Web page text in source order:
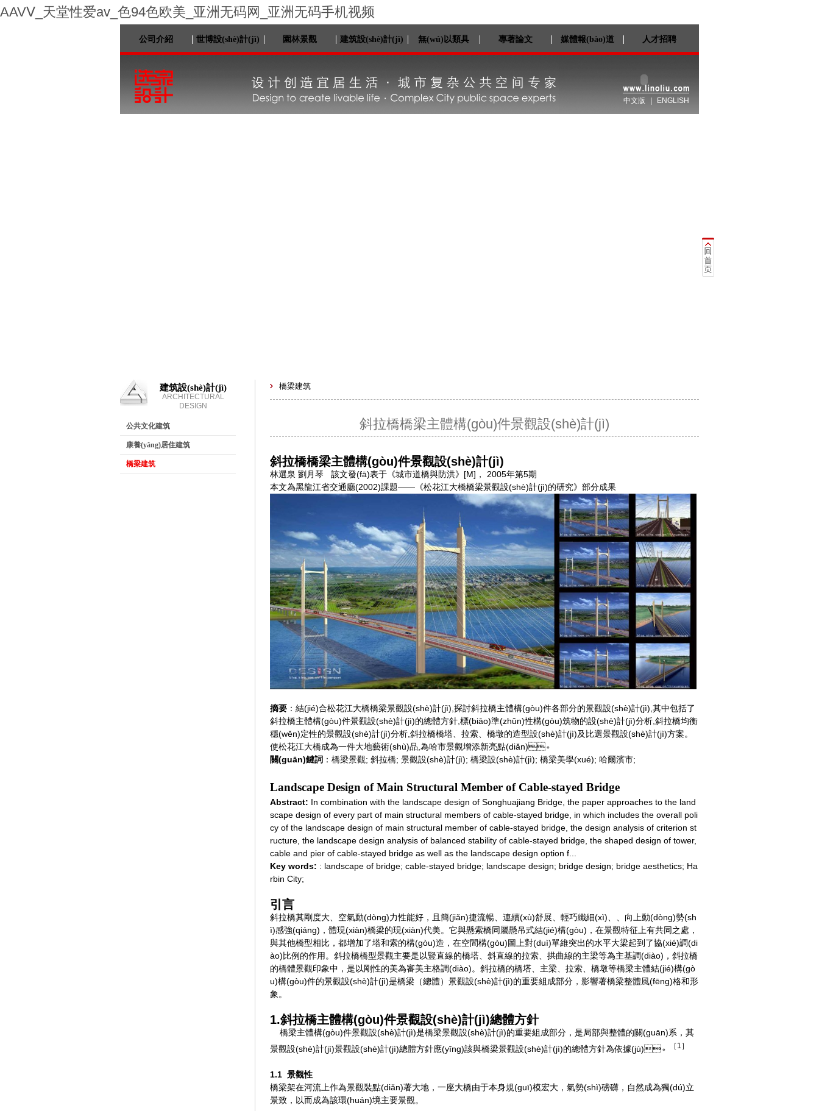
AAVⅤ_天堂性爱av_色94色欧美_亚洲无码网_亚洲无码手机视频
公司介紹 世博設(shè)計(jì) 園林景觀 建筑設(shè)計(jì) 無(wú)以類具 專著論文 媒體報(bào)道 人才招聘
中文版 ENGLISH
建筑設(shè)計(jì)
ARCHITECTURAL
DESIGN
公共文化建筑
康養(yǎng)居住建筑
橋梁建筑
橋梁建筑
斜拉橋橋梁主體構(gòu)件景觀設(shè)計(jì)
斜拉橋橋梁主體構(gòu)件景觀設(shè)計(jì)
林選泉 劉月琴 該文發(fā)表于《城市道橋與防洪》[M]， 2005年第5期
本文為黑龍江省交通廳(2002)課題――《松花江大橋橋梁景觀設(shè)計(jì)的研究》部分成果
摘要 ：結(jié)合松花江大橋橋梁景觀設(shè)計(jì),探討斜拉橋主體構(gòu)件各部分的景觀設(shè)計(jì),其中包括了
斜拉橋主體構(gòu)件景觀設(shè)計(jì)的總體方針,標(biāo)準(zhǔn)性構(gòu)筑物的設(shè)計(jì)分析,斜拉橋均衡
穩(wěn)定性的景觀設(shè)計(jì)分析,斜拉橋橋塔、拉索、橋墩的造型設(shè)計(jì)及比選景觀設(shè)計(jì)方案。
使松花江大橋成為一件大地藝術(shù)品,為哈市景觀增添新亮點(diǎn)。
關(guān)鍵詞 ：橋梁景觀; 斜拉橋; 景觀設(shè)計(jì); 橋梁設(shè)計(jì); 橋梁美學(xué); 哈爾濱市;
Landscape Design of Main Structural Member of Cable-stayed Bridge
Abstract: In combination with the landscape design of Songhuajiang Bridge, the paper approaches to the land
scape design of every part of main structural members of cable-stayed bridge, in which includes the overall poli
cy of the landscape design of main structural member of cable-stayed bridge, the design analysis of criterion st
ructure, the landscape design analysis of balanced stability of cable-stayed bridge, the shaped design of tower,
cable and pier of cable-stayed bridge as well as the landscape design option f...
Key words: : landscape of bridge; cable-stayed bridge; landscape design; bridge design; bridge aesthetics; Ha
rbin City;
引言
斜拉橋其剛度大、空氣動(dòng)力性能好，且簡(jiǎn)捷流暢、連續(xù)舒展、輕巧纖細(xì)、、向上動(dòng)勢(sh
ì)感強(qiáng)，體現(xiàn)橋梁的現(xiàn)代美。它與懸索橋同屬懸吊式結(jié)構(gòu)，在景觀特征上有共同之處，
與其他橋型相比，都增加了塔和索的構(gòu)造，在空間構(gòu)圖上對(duì)單維突出的水平大梁起到了協(xié)調(di
ào)比例的作用。斜拉橋橋型景觀主要是以豎直線的橋塔、斜直線的拉索、拱曲線的主梁等為主基調(diào)，斜拉橋
的橋體景觀印象中，是以剛性的美為審美主格調(diào)。斜拉橋的橋塔、主梁、拉索、橋墩等橋梁主體結(jié)構(gò
u)構(gòu)件的景觀設(shè)計(jì)是橋梁（總體）景觀設(shè)計(jì)的重要組成部分，影響著橋梁整體風(fēng)格和形
象。
1.斜拉橋主體構(gòu)件景觀設(shè)計(jì)總體方針
橋梁主體構(gòu)件景觀設(shè)計(jì)是橋梁景觀設(shè)計(jì)的重要組成部分，是局部與整體的關(guān)系，其
景觀設(shè)計(jì)景觀設(shè)計(jì)總體方針應(yīng)該與橋梁景觀設(shè)計(jì)的總體方針為依據(jù)。
［1］
1.1 景觀性
橋梁架在河流上作為景觀裝點(diǎn)著大地，一座大橋由于本身規(guī)模宏大，氣勢(shì)磅礴，自然成為獨(dú)立
景致，以而成為該環(huán)境主要景觀。